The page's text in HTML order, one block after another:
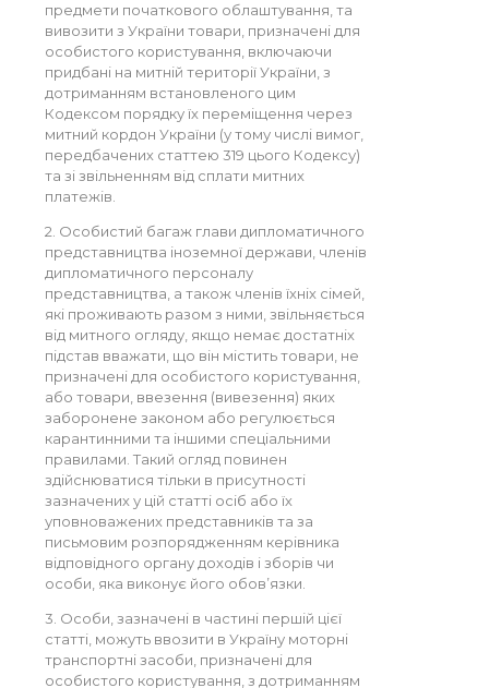
предмети початкового облаштування, та
вивозити з України товари, призначені для
особистого користування, включаючи
придбані на митній території України, з
дотриманням встановленого цим
Кодексом порядку їх переміщення через
митний кордон України (у тому числі вимог,
передбачених статтею 319 цього Кодексу)
та зі звільненням від сплати митних
платежів.
2. Особистий багаж глави дипломатичного
представництва іноземної держави, членів
дипломатичного персоналу
представництва, а також членів їхніх сімей,
які проживають разом з ними, звільняється
від митного огляду, якщо немає достатніх
підстав вважати, що він містить товари, не
призначені для особистого користування,
або товари, ввезення (вивезення) яких
заборонене законом або регулюється
карантинними та іншими спеціальними
правилами. Такий огляд повинен
здійснюватися тільки в присутності
зазначених у цій статті осіб або їх
уповноважених представників та за
письмовим розпорядженням керівника
відповідного органу доходів і зборів чи
особи, яка виконує його обов’язки.
3. Особи, зазначені в частині першій цієї
статті, можуть ввозити в Україну моторні
транспортні засоби, призначені для
особистого користування, з дотриманням